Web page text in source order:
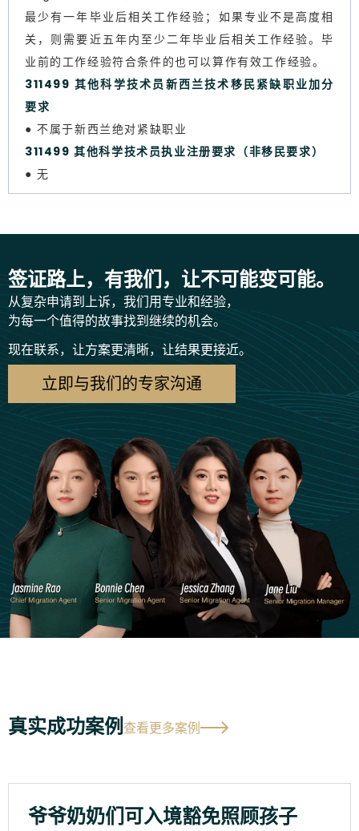
最少有一年毕业后相关工作经验；如果专业不是高度相
关，则需要近五年内至少二年毕业后相关工作经验。毕
业前的工作经验符合条件的也可以算作有效工作经验。
311499 其他科学技术员新西兰技术移民紧缺职业加分
要求
● 不属于新西兰绝对紧缺职业
311499 其他科学技术员执业注册要求（非移民要求）
● 无
签证路上，有我们，让不可能变可能。
从复杂申请到上诉，我们用专业和经验，
为每一个值得的故事找到继续的机会。
现在联系，让方案更清晰，让结果更接近。
立即与我们的专家沟通
真实成功案例查看更多案例
爷爷奶奶们可入境豁免照顾孩子